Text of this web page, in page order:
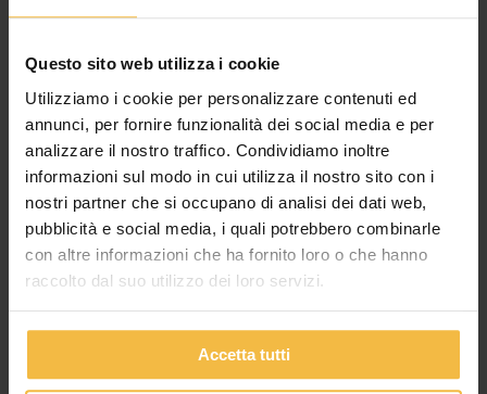
Questo sito web utilizza i cookie
Utilizziamo i cookie per personalizzare contenuti ed
annunci, per fornire funzionalità dei social media e per
analizzare il nostro traffico. Condividiamo inoltre
informazioni sul modo in cui utilizza il nostro sito con i
nostri partner che si occupano di analisi dei dati web,
pubblicità e social media, i quali potrebbero combinarle
con altre informazioni che ha fornito loro o che hanno
raccolto dal suo utilizzo dei loro servizi.
Accetta tutti
CONSORZIO AGRARIO DI CREMONA:
PUBBLICATA LA TERZA EDIZIONE DEL
REPORT DI SOSTENIBILITÀ, TRA EFFICIENZA
ENERGETICA, ECONOMIA CIRCOLARE E
CRESCITA PRODUTTIVA
Produzione equivalente a oltre 5,3 milioni di quintali (+17% sul
2024), intensità energetica in calo nonostante la crescita dei